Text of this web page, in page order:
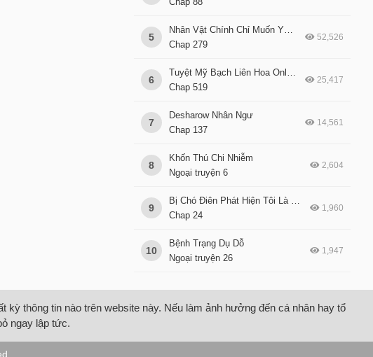
5
Nhân Vật Chính Chỉ Muốn Yêu Đương
Chap 279
52,526
6
Tuyệt Mỹ Bạch Liên Hoa Online Dạy Học
Chap 519
25,417
7
Desharow Nhân Ngư
Chap 137
14,561
8
Khốn Thú Chi Nhiễm
Ngoại truyện 6
2,604
9
Bị Chó Điên Phát Hiện Tôi Là Đồng Loại
Chap 24
1,960
10
Bệnh Trạng Dụ Dỗ
Ngoại truyện 26
1,947
thông tin nào trên website này. Nếu làm ảnh hưởng đến cá nhân hay tổ
ngay lập tức.